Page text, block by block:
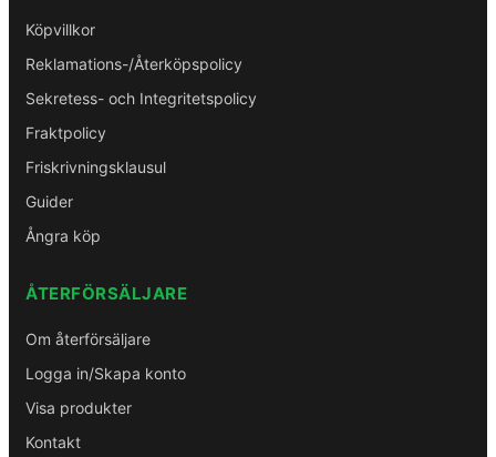
Köpvillkor
Reklamations-/Återköpspolicy
Sekretess- och Integritetspolicy
Fraktpolicy
Friskrivningsklausul
Guider
Ångra köp
ÅTERFÖRSÄLJARE
Om återförsäljare
Logga in/Skapa konto
Visa produkter
Kontakt